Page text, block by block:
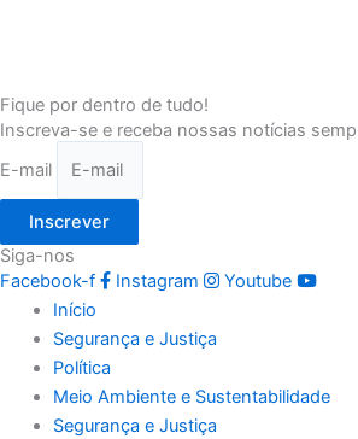
Fique por dentro de tudo!
Inscreva-se e receba nossas notícias
E-mail
Inscrever
Siga-nos
Facebook-f
Instagram
Youtube
Início
Segurança e Justiça
Política
Meio Ambiente e Sustentabilidade
Segurança e Justiça